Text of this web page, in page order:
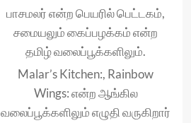
பாசமலர் என்ற பெயரில் பெட்டகம்,
சமையலும் கைப்பழக்கம் என்ற
தமிழ் வலைப்பூக்களிலும்.
Malar’s Kitchen:, Rainbow
Wings: என்ற ஆங்கில
வலைப்பூக்களிலும் எழுதி வருகிறார்